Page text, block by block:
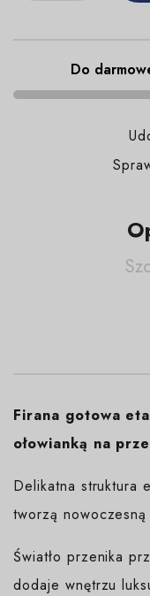
Do
Firana gotowa
ołowianką na
Delikatna struktura
tworzą
Światło przenika
dodaje wnętrzu